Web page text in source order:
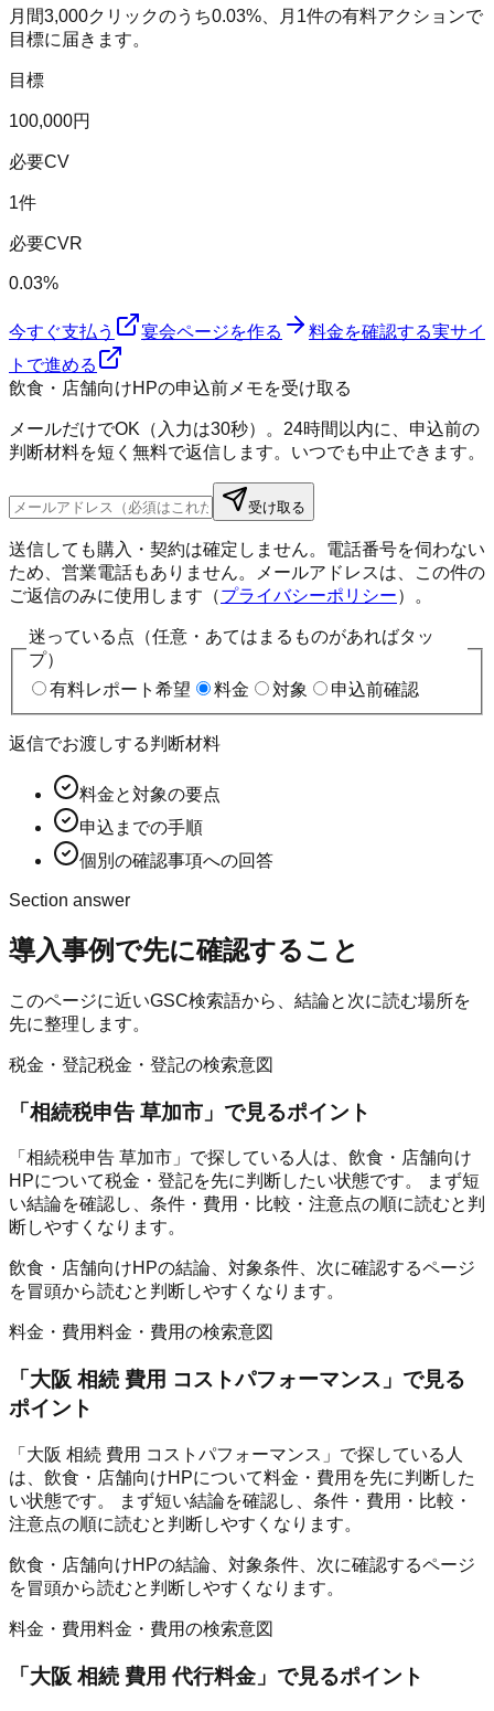
月間3,000クリックのうち0.03%、月 1件の有料アクションで
目標に届きます。
目標
100,000円
必要CV
1件
必要CVR
0.03%
今すぐ支払う 宴会ページを作る 料金を確認する実サイ
トで進める
飲食・店舗向けHPの申込前メモを受け取る
メールだけでOK（入力は30秒）。24時間以内に、申込前の
判断材料を短く無料で返信します。いつでも中止できます。
受け取る
送信しても購入・契約は確定しません。電話番号を伺わない
ため、営業電話もありません。メールアドレスは、この件の
ご返信のみに使用します（プライバシーポリシー）。
迷っている点（任意・あてはまるものがあればタッ
プ）
有料レポート希望
料金 対象 申込前確認
返信でお渡しする判断材料
料金と対象の要点
申込までの手順
個別の確認事項への回答
Section answer
導入事例で先に確認すること
このページに近いGSC検索語から、結論と次に読む場所を
先に整理します。
税金・登記税金・登記の検索意図
「相続税申告 草加市 」で見るポイント
「相続税申告 草加市」で探している人は、飲食・店舗向け
HPについて税金・登記を先に判断したい状態です。 まず短
い結論を確認し、条件・費用・比較・注意点の順に読むと判
断しやすくなります。
飲食・店舗向けHPの結論、対象条件、次に確認するページ
を冒頭から読むと判断しやすくなります。
料金・費用料金・費用の検索意図
「 大阪 相続 費用 コストパフォーマンス 」で見る
ポイント
「大阪 相続 費用 コストパフォーマンス」で探している人
は、飲食・店舗向けHPについて料金・費用を先に判断した
い状態です。 まず短い結論を確認し、条件・費用・比較・
注意点の順に読むと判断しやすくなります。
飲食・店舗向けHPの結論、対象条件、次に確認するページ
を冒頭から読むと判断しやすくなります。
料金・費用料金・費用の検索意図
「大阪 相続 費用 代行料金 」で見るポイント